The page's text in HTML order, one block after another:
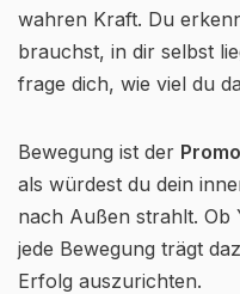
wahren Kraft. Du
brauchst, in dir selbst
frage dich, wie viel du
Bewegung ist der
als würdest du dein
nach Außen strahlt. Ob
jede Bewegung trägt
Erfolg auszurichten.